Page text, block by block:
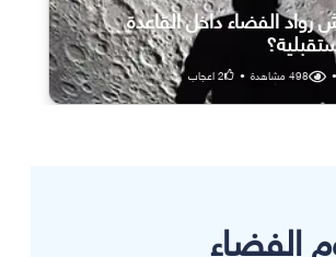
الفضاء داخل القاعدة
•
498مشاهدة •
2اعجاب
الفضاء